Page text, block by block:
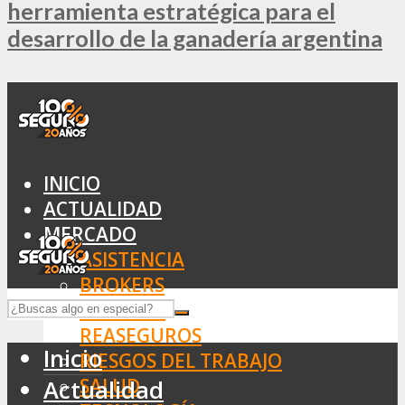
herramienta estratégica para el
desarrollo de la ganadería argentina
INICIO
ACTUALIDAD
MERCADO
ASISTENCIA
BROKERS
SEGUROS
REASEGUROS
RIESGOS DEL TRABAJO
SALUD
Inicio
Actualidad